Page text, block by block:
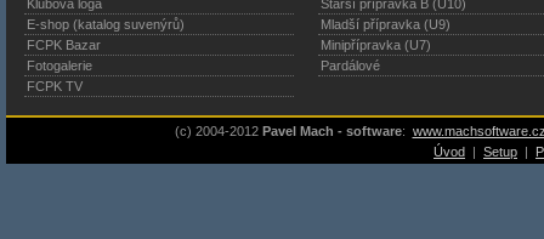
Klubová loga
E-shop (katalog suvenýrů)
FCPK Bazar
Fotogalerie
FCPK TV
Starší přípravka B (U10)
Mladší přípravka (U9)
Minipřípravka (U7)
Pardálové
(c) 2004-2012 Pavel Mach - software:
Úvod | Setup |